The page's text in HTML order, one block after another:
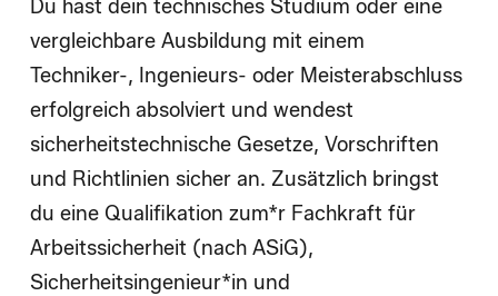
Du hast dein technisches Studium oder eine
vergleichbare Ausbildung mit einem
Techniker-, Ingenieurs- oder Meisterabschluss
erfolgreich absolviert und wendest
sicherheitstechnische Gesetze, Vorschriften
und Richtlinien sicher an. Zusätzlich bringst
du eine Qualifikation zum*r Fachkraft für
Arbeitssicherheit (nach ASiG),
Sicherheitsingenieur*in und